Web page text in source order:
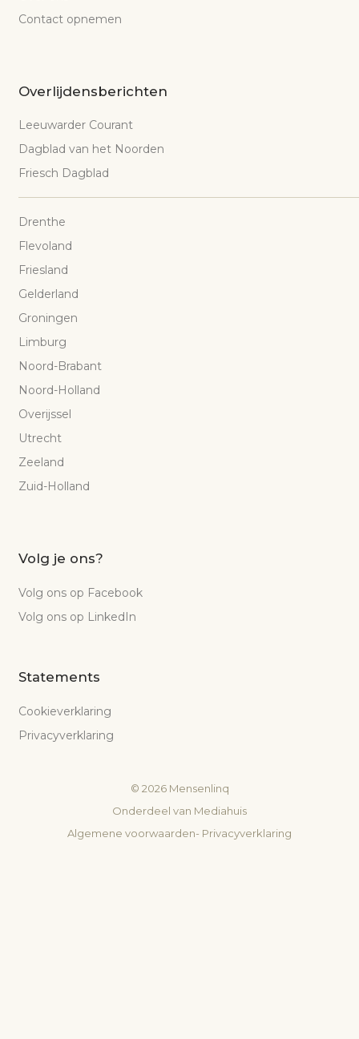
Contact opnemen
Overlijdensberichten
Leeuwarder Courant
Dagblad van het Noorden
Friesch Dagblad
Drenthe
Flevoland
Friesland
Gelderland
Groningen
Limburg
Noord-Brabant
Noord-Holland
Overijssel
Utrecht
Zeeland
Zuid-Holland
Volg je ons?
Volg ons op Facebook
Volg ons op LinkedIn
Statements
Cookieverklaring
Privacyverklaring
© 2026Mensenlinq
Onderdeel van Mediahuis
Algemene voorwaarden- Privacyverklaring